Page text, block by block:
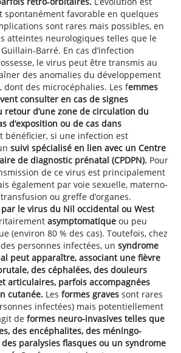
spontanément favorable en quelques
sont rares mais possibles, en
atteintes neurologiques telles que le
En cas d’infection
le virus peut être transmis au
des anomalies du développement
dont des microcéphalies. Les femmes
consulter en cas de signes
retour d’une zone de circulation du
d’exposition ou de cas dans
bénéficier, si une infection est
suivi spécialisé en lien avec un Centre
de diagnostic prénatal (CPDPN). Pour
de ce virus est principalement
également par voie sexuelle, materno-
ou greffe d’organes.
par le virus du Nil occidental ou West
asymptomatique ou peu
(environ 80 % des cas). Toutefois, chez
personnes infectées, un syndrome
peut apparaître, associant une fièvre
des céphalées, des douleurs
articulaires, parfois accompagnées
cutanée. Les formes graves sont rares
infectées) mais potentiellement
de formes neuro-invasives telles que
des encéphalites, des méningo-
paralysies flasques ou un syndrome